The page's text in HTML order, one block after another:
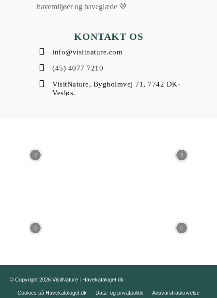
havemiljøer og haveglæde 💚
KONTAKT OS
info@visitnature.com
(45) 4077 7210
VisitNature, Bygholmvej 71, 7742 DK-
Vesløs.
© Copyright 2026 VisitNature | Havekataloget.dk
Cookies på Havekataloget.dk Data- og privatpolitik Ansvarsfraskrivelse